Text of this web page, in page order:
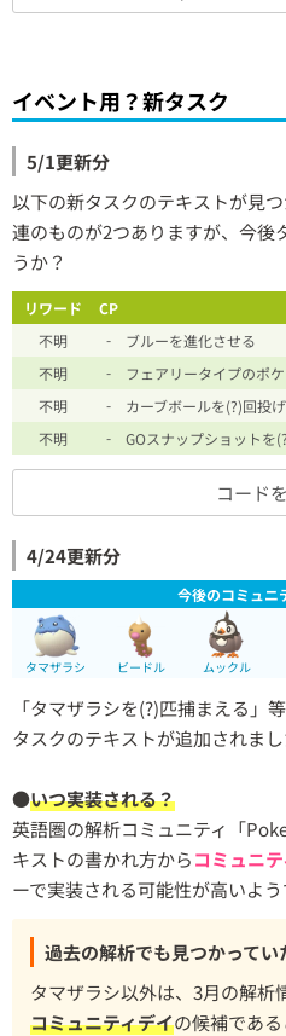
イベント用？新タスク
5/1更新分
以下の新タスクのテキストが見
連のものが2つありますが、今後
うか？
リワード CP
不明
-
ブルーを進化させる
不明
-
フェアリータイプのポ
不明
-
カーブボールを(?)回投
不明
- GOスナップショットを
コード
4/24更新分
今後のコミュニ
タマザラシ ビードル ムックル
「タマザラシを(?)匹捕まえる」
タスクのテキストが追加されまし
●いつ実装される？
英語圏の解析コミュニティ「
キストの書かれ方からコミュニ
ーで実装される可能性が高いよう
過去の解析でも見つかってい
タマザラシ以外は、3月の解析
コミュニティデイの候補であ